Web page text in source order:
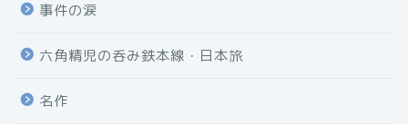
事件の涙
六角精児の呑み鉄本線・日本旅
名作